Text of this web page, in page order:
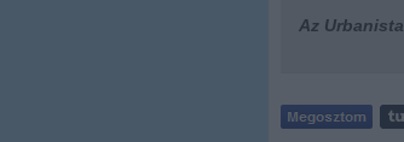
Az Urbanista